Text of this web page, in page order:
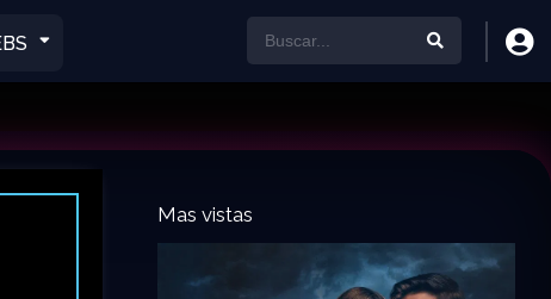
Mas vistas